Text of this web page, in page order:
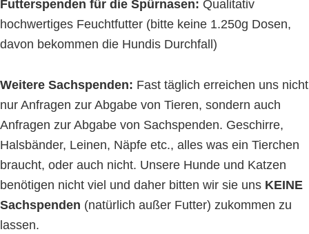
Futterspenden für die Spürnasen: Qualitativ
hochwertiges Feuchtfutter (bitte keine 1.250g Dosen,
davon bekommen die Hundis Durchfall)
Weitere Sachspenden: Fast täglich erreichen uns nicht
nur Anfragen zur Abgabe von Tieren, sondern auch
Anfragen zur Abgabe von Sachspenden. Geschirre,
Halsbänder, Leinen, Näpfe etc., alles was ein Tierchen
braucht, oder auch nicht. Unsere Hunde und Katzen
benötigen nicht viel und daher bitten wir sie uns KEINE
Sachspenden (natürlich außer Futter) zukommen zu
lassen.